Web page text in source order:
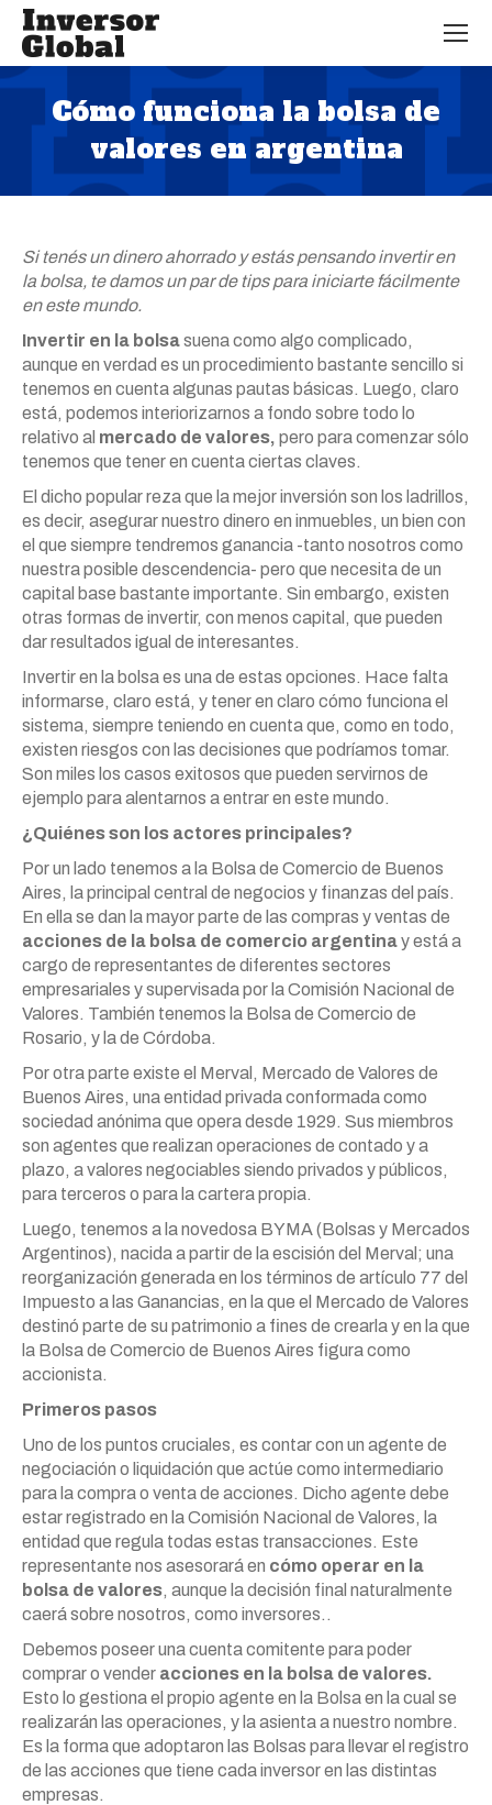
Cómo funciona la bolsa de
valores en argentina
Estás aquí:
Si tenés un dinero ahorrado y estás pensando invertir en
la bolsa, te damos un par de tips para iniciarte fácilmente
en este mundo.
Invertir en la bolsasuena como algo complicado,
aunque en verdad es un procedimiento bastante sencillo si
tenemos en cuenta algunas pautas básicas. Luego, claro
está, podemos interiorizarnos a fondo sobre todo lo
relativo al mercado de valores, pero para comenzar sólo
tenemos que tener en cuenta ciertas claves.
El dicho popular reza que la mejor inversión son los ladrillos,
es decir, asegurar nuestro dinero en inmuebles, un bien con
el que siempre tendremos ganancia -tanto nosotros como
nuestra posible descendencia- pero que necesita de un
capital base bastante importante. Sin embargo, existen
otras formas de invertir, con menos capital, que pueden
dar resultados igual de interesantes.
Invertir en la bolsa es una de estas opciones. Hace falta
informarse, claro está, y tener en claro cómo funciona el
sistema, siempre teniendo en cuenta que, como en todo,
existen riesgos con las decisiones que podríamos tomar.
Son miles los casos exitosos que pueden servirnos de
ejemplo para alentarnos a entrar en este mundo.
¿Quiénes son los actores principales?
Por un lado tenemos a la Bolsa de Comercio de Buenos
Aires, la principal central de negocios y finanzas del país.
En ella se dan la mayor parte de las compras y ventas de
acciones de la bolsa de comercio argentinay está a
cargo de representantes de diferentes sectores
empresariales y supervisada por la Comisión Nacional de
Valores. También tenemos la Bolsa de Comercio de
Rosario, y la de Córdoba.
Por otra parte existe el Merval, Mercado de Valores de
Buenos Aires, una entidad privada conformada como
sociedad anónima que opera desde 1929. Sus miembros
son agentes que realizan operaciones de contado y a
plazo, a valores negociables siendo privados y públicos,
para terceros o para la cartera propia.
Luego, tenemos a la novedosa BYMA (Bolsas y Mercados
Argentinos), nacida a partir de la escisión del Merval; una
reorganización generada en los términos de artículo 77 del
Impuesto a las Ganancias, en la que el Mercado de Valores
destinó parte de su patrimonio a fines de crearla y en la que
la Bolsa de Comercio de Buenos Aires figura como
accionista.
Primeros pasos
Uno de los puntos cruciales, es contar con un agente de
negociación o liquidación que actúe como intermediario
para la compra o venta de acciones. Dicho agente debe
estar registrado en la Comisión Nacional de Valores, la
entidad que regula todas estas transacciones. Este
representante nos asesorará en cómo operar en la
bolsa de valores, aunque la decisión final naturalmente
caerá sobre nosotros, como inversores..
Debemos poseer una cuenta comitente para poder
comprar o vender acciones en la bolsa de valores.
Esto lo gestiona el propio agente en la Bolsa en la cual se
realizarán las operaciones, y la asienta a nuestro nombre.
Es la forma que adoptaron las Bolsas para llevar el registro
de las acciones que tiene cada inversor en las distintas
empresas.